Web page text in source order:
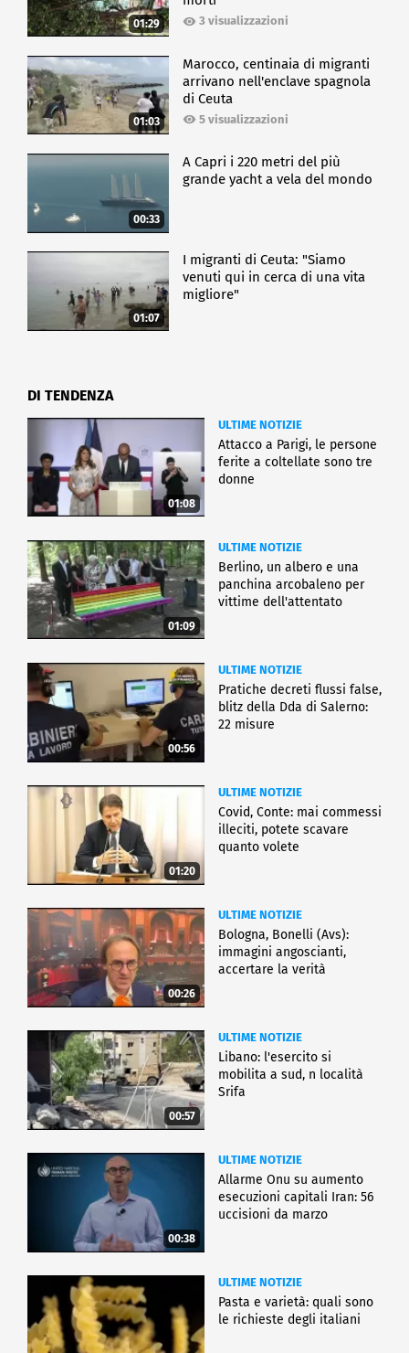
01:29 3 visualizzazioni
01:03
Marocco, centinaia di migranti
arrivano nell'enclave spagnola
di Ceuta
5 visualizzazioni
00:33
A Capri i 220 metri del più
grande yacht a vela del mondo
01:07
I migranti di Ceuta: "Siamo
venuti qui in cerca di una vita
migliore"
DI TENDENZA
01:08
ULTIME NOTIZIE
Attacco a Parigi, le persone
ferite a coltellate sono tre
donne
01:09
ULTIME NOTIZIE
Berlino, un albero e una
panchina arcobaleno per
vittime dell'attentato
00:56
ULTIME NOTIZIE
Pratiche decreti flussi false,
blitz della Dda di Salerno:
22 misure
01:20
ULTIME NOTIZIE
Covid, Conte: mai commessi
illeciti, potete scavare
quanto volete
00:26
ULTIME NOTIZIE
Bologna, Bonelli (Avs):
immagini angoscianti,
accertare la verità
00:57
ULTIME NOTIZIE
Libano: l'esercito si
mobilita a sud, n località
Srifa
00:38
ULTIME NOTIZIE
Allarme Onu su aumento
esecuzioni capitali Iran: 56
uccisioni da marzo
ULTIME NOTIZIE
Pasta e varietà: quali sono
le richieste degli italiani